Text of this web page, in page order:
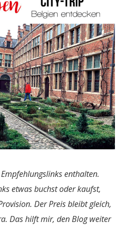
enthalten.
etwas buchst oder kaufst,
Der Preis bleibt gleich,
Das hilft mir, den Blog weiter